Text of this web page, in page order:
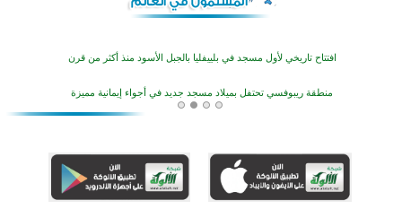
أكبر مشروع إسلامي في ريف أستراليا يفتتح أبوابه بعد سنوات من العمل والعطاء
اختتام الدورة التاسعة لمسابقة حفظ وتلاوة القرآن الكريم في أزناكاييف